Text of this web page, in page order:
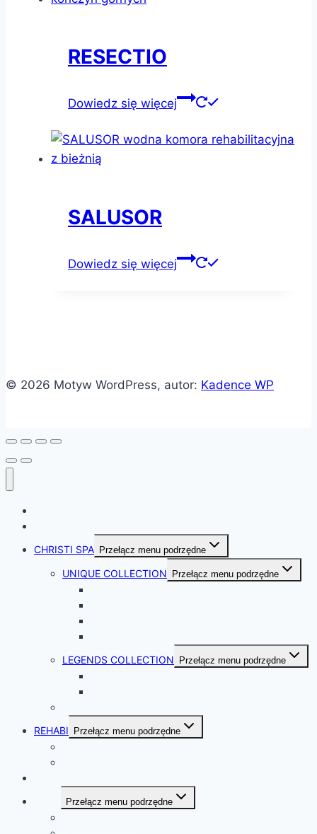
RESECTIO
Dowiedz się więcej
SALUSOR
Dowiedz się więcej
© 2026 Motyw WordPress, autor: Kadence WP
CHRISTI SPA Przełącz menu podrzędne
UNIQUE COLLECTION Przełącz menu podrzędne
LEGENDS COLLECTION
Przełącz menu podrzędne
REHABI
Przełącz menu podrzędne
Przełącz menu podrzędne